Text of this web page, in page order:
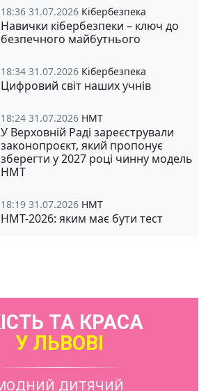
18:36 31.07.2026 Кібербезпека
Навички кібербезпеки – ключ до
безпечного майбутнього
18:34 31.07.2026 Кібербезпека
Цифровий світ наших учнів
18:24 31.07.2026 НМТ
У Верховній Раді зареєстрували
законопроєкт, який пропонує
зберегти у 2027 році чинну модель
НМТ
18:19 31.07.2026 НМТ
НМТ-2026: яким має бути тест